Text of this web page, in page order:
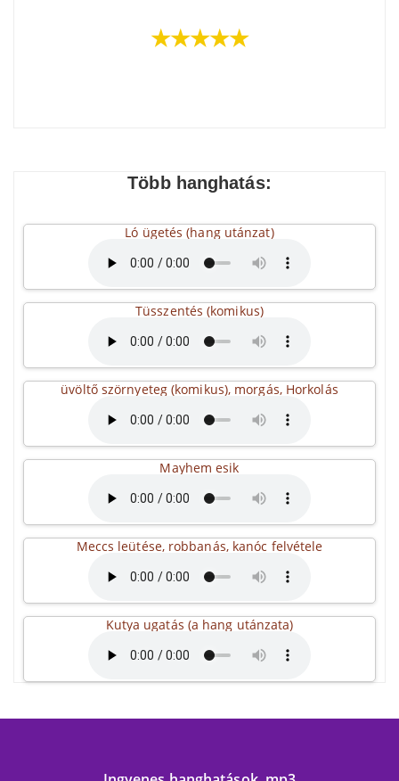
★★★★★
Több hanghatás:
Ló ügetés (hang utánzat)
Tüsszentés (komikus)
üvöltő szörnyeteg (komikus), morgás, Horkolás
Mayhem esik
Meccs leütése, robbanás, kanóc felvétele
Kutya ugatás (a hang utánzata)